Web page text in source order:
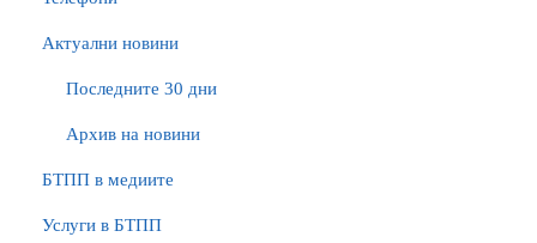
Актуални новини
Последните 30 дни
Архив на новини
БTПП в медиите
Услуги в БТПП